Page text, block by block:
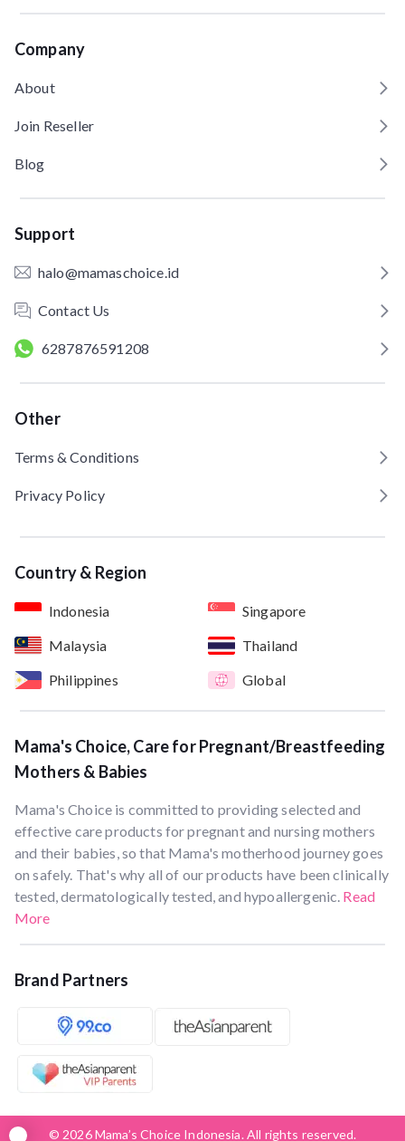
Company
About
Join Reseller
Blog
Support
halo@mamaschoice.id
Contact Us
6287876591208
Other
Terms & Conditions
Privacy Policy
Country & Region
Indonesia
Singapore
Malaysia
Thailand
Philippines
Global
Mama's Choice, Care for Pregnant/Breastfeeding
Mothers & Babies
Mama's Choice is committed to providing selected and
effective care products for pregnant and nursing mothers
and their babies, so that Mama's motherhood journey goes
on safely. That's why all of our products have been clinically
tested, dermatologically tested, and hypoallergenic. Read
More
Brand Partners
© 2026 Mama’s Choice Indonesia. All rights reserved.